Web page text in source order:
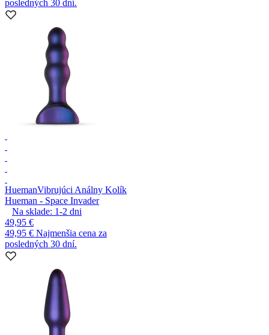
posledných 30 dní.
HuemanVibrujúci Análny Kolík
Hueman - Space Invader
Na sklade: 1-2 dni
49,95 €
49,95 € Najmenšia cena za
posledných 30 dní.